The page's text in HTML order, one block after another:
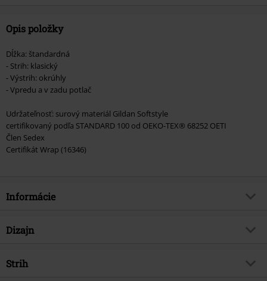
Opis položky
Dĺžka: štandardná
- Strih: klasický
- Výstrih: okrúhly
- Vpredu a v zadu potlač
Udržateľnosť: surový materiál Gildan Softstyle
certifikovaný podľa STANDARD 100 od OEKO-TEX® 68252 OETI
Člen Sedex
Certifikát Wrap (16346)
Informácie
Tovar č.
hudobný žáner
Dizajn
Typ výrobku
Strih